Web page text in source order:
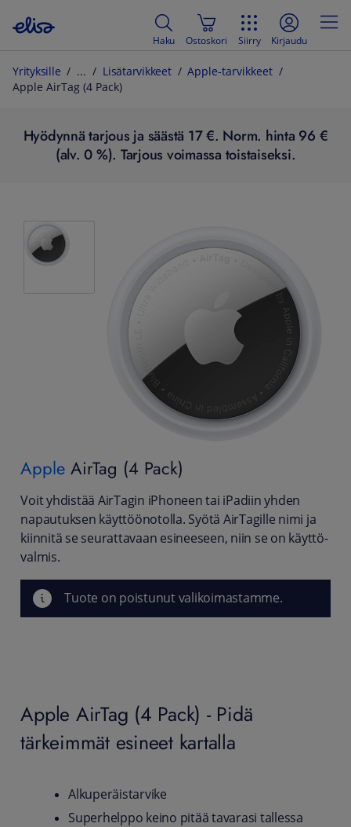
Haku Ostoskori Siirry Kirjaudu
Yrityksille Lisätarvikkeet
Apple-tarvikkeet
Apple AirTag (4 Pack)
Hyödynnä tarjous ja säästä 17 €. Norm. hinta 96 €
(alv. 0 %). Tarjous voimassa toistaiseksi.
Apple AirTag (4 Pack)
Voit yhdistää AirTagin iPhoneen tai iPadiin yhden
napautuksen käyttöönotolla. Syötä AirTagille nimi ja
kiinnitä se seurattavaan esineeseen, niin se on käyttö­
valmis.
Tuote on poistunut valikoimastamme.
Apple AirTag (4 Pack) - Pidä
tärkeimmät esineet kartalla
Alkuperäistarvike
Superhelppo keino pitää tavarasi tallessa